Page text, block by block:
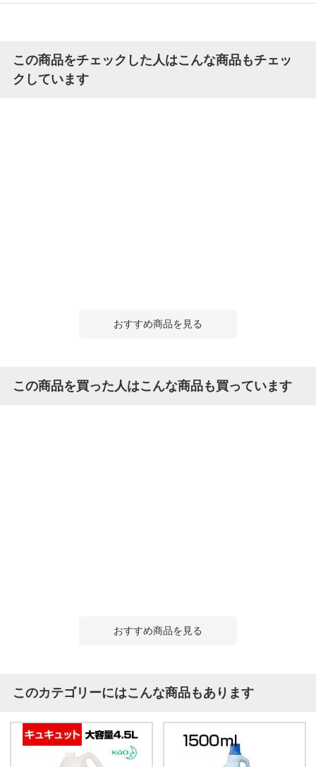
この商品をチェックした人はこんな商品もチェッ
クしています
おすすめ商品を見る
この商品を買った人はこんな商品も買っています
おすすめ商品を見る
このカテゴリーにはこんな商品もあります